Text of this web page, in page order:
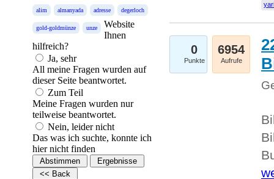
alim almanyada adresse degerloch
gold-goldmünze unze
Website
Ihnen
hilfreich?
Ja, sehr
All meine Fragen wurden auf
dieser Seite beantwortet.
Zum Teil
Meine Fragen wurden nur
teilweise beantwortet.
Nein, leider nicht
Das was ich suchte, konnte ich
hier nicht finden
0
Punkte
6954
Aufrufe